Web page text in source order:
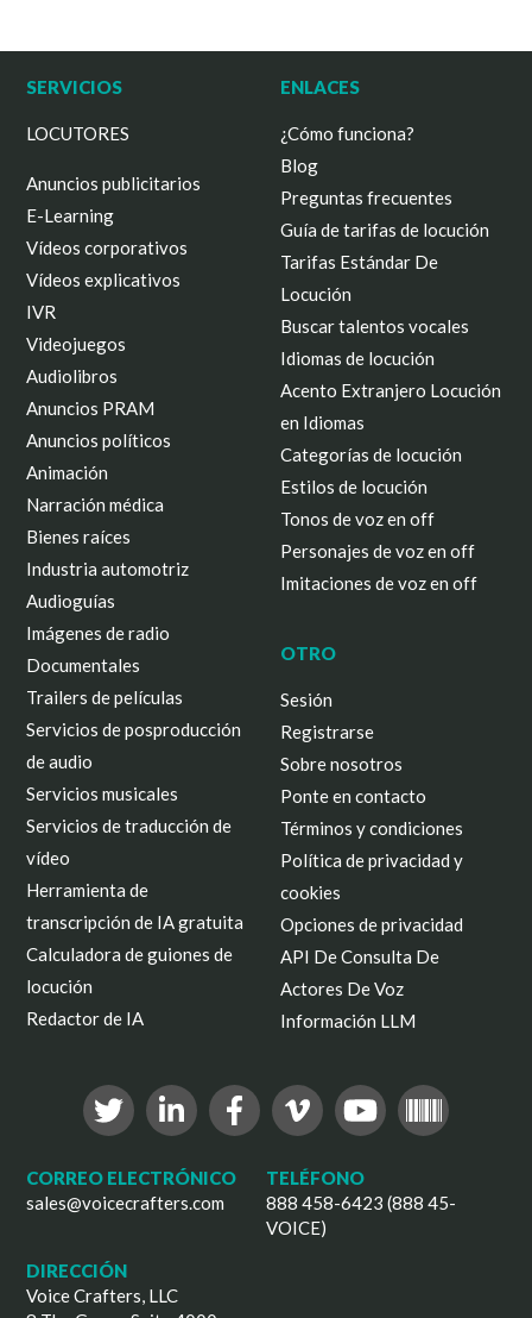
SERVICIOS
LOCUTORES
Anuncios publicitarios
E-Learning
Vídeos corporativos
Vídeos explicativos
IVR
Videojuegos
Audiolibros
Anuncios PRAM
Anuncios políticos
Animación
Narración médica
Bienes raíces
Industria automotriz
Audioguías
Imágenes de radio
Documentales
Trailers de películas
Servicios de posproducción
de audio
Servicios musicales
Servicios de traducción de
vídeo
Herramienta de
transcripción de IA gratuita
Calculadora de guiones de
locución
Redactor de IA
ENLACES
¿Cómo funciona?
Blog
Preguntas frecuentes
Guía de tarifas de locución
Tarifas Estándar De
Locución
Buscar talentos vocales
Idiomas de locución
Acento Extranjero Locución
en Idiomas
Categorías de locución
Estilos de locución
Tonos de voz en off
Personajes de voz en off
Imitaciones de voz en off
OTRO
Sesión
Registrarse
Sobre nosotros
Ponte en contacto
Términos y condiciones
Política de privacidad y
cookies
Opciones de privacidad
API De Consulta De
Actores De Voz
Información LLM
CORREO ELECTRÓNICO
sales@voicecrafters.com
TELÉFONO
888 458-6423 (888 45-
VOICE)
DIRECCIÓN
Voice Crafters, LLC